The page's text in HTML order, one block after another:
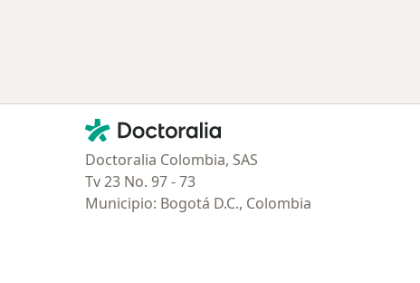
Contacto
Doctoralia - Página de inicio
Doctoralia Colombia, SAS
Tv 23 No. 97 - 73
Municipio: Bogotá D.C., Colombia